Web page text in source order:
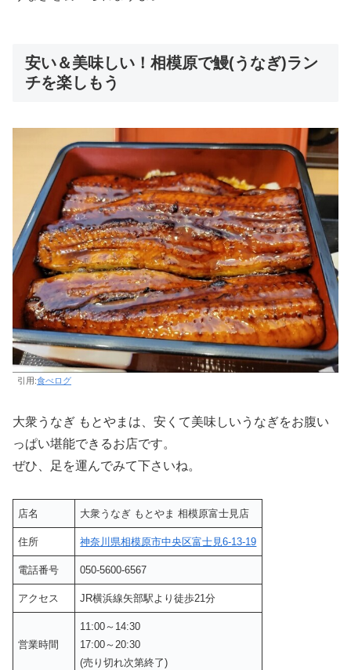
安い＆美味しい！相模原で鰻(うなぎ)ラン
チを楽しもう
引用:食べログ
大衆うなぎ もとやまは、安くて美味しいうなぎをお腹い
っぱい堪能できるお店です。
ぜひ、足を運んでみて下さいね。
店名 大衆うなぎ もとやま 相模原富士見店
住所 神奈川県相模原市中央区富士見6-13-19
電話番号 050-5600-6567
アクセス JR横浜線矢部駅より徒歩21分
営業時間
11:00～14:30
17:00～20:30
(売り切れ次第終了)